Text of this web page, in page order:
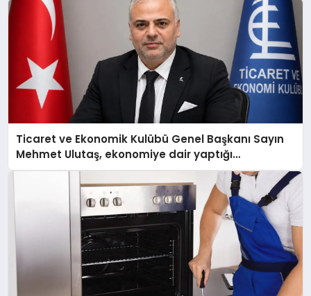
Ticaret ve Ekonomik Kulübü Genel Başkanı Sayın
Mehmet Ulutaş, ekonomiye dair yaptığı
açıklamada şunları kaydetti: